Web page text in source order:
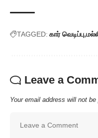
TAGGED: கார் வெடிப்பு
Leave a
Your email address will not be